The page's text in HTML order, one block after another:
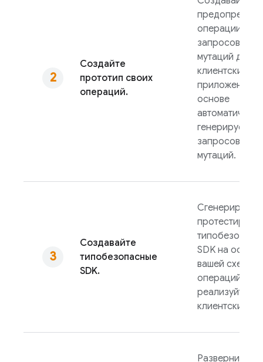
Создайте
прототип своих
операций.
операции
запросов и
мутаций для
клиентских
приложений
основе
автоматически
генерируемых
запросов и
мутаций.
Создавайте
типобезопасные
SDK.
Сгенерируйте
протестируйте
SDK на основе
вашей схемы и
операций, а
реализуйте
клиентский
Разверните